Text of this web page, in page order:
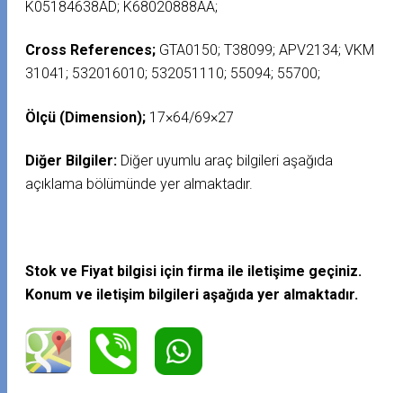
K05184638AD; K68020888AA;
Cross References; GTA0150; T38099; APV2134; VKM
31041; 532016010; 532051110; 55094; 55700;
Ölçü (Dimension); 17×64/69×27
Diğer Bilgiler: Diğer uyumlu araç bilgileri aşağıda
açıklama bölümünde yer almaktadır.
Stok ve Fiyat bilgisi için firma ile iletişime geçiniz.
Konum ve iletişim bilgileri aşağıda yer almaktadır.